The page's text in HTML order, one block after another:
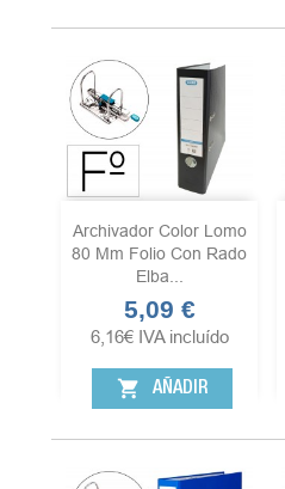
Archivador Color Lomo
80 Mm Folio Con Rado
Elba...
Precio
5,09 €
6,16€ IVA incluído
shopping_cart AÑADIR